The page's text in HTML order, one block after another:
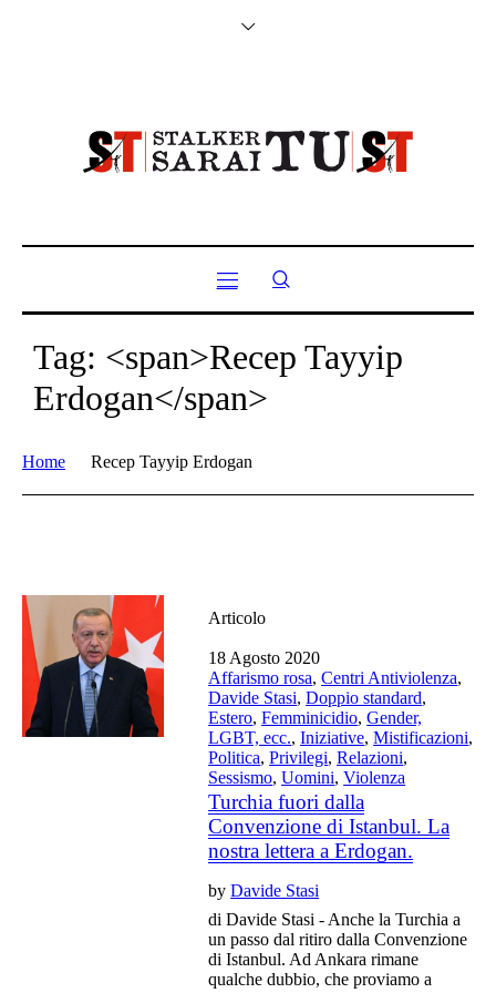
Tag: <span>Recep Tayyip
Erdogan</span>
Home Recep Tayyip Erdogan
Articolo
18 Agosto 2020
Affarismo rosa,Centri Antiviolenza,
Davide Stasi,Doppio standard,
Estero,Femminicidio,Gender,
LGBT, ecc.,Iniziative,Mistificazioni,
Politica,Privilegi,Relazioni,
Sessismo,Uomini,Violenza
Turchia fuori dalla
Convenzione di Istanbul. La
nostra lettera a Erdogan.
byDavide Stasi
di Davide Stasi - Anche la Turchia a
un passo dal ritiro dalla Convenzione
di Istanbul. Ad Ankara rimane
qualche dubbio, che proviamo a